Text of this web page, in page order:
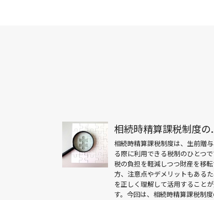
相続時精算課税制度の
相続時精算課税制度は、生前贈
る際に利用できる税制のひとつ
税の負担を軽減しつつ財産を移
方、注意点やデメリットもある
を正しく理解して活用すること
す。今回は、相続時精算課税制